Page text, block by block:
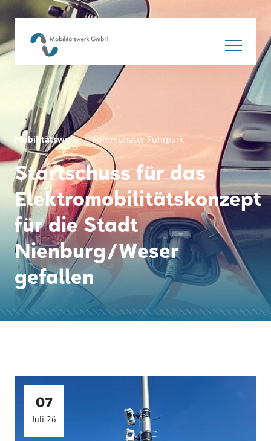
Mobilitätswerk kommunaler Fuhrpark
Startschuss für das
Elektromobilitätskonzept
für die Stadt
Nienburg/Weser
gefallen
07
Juli 26